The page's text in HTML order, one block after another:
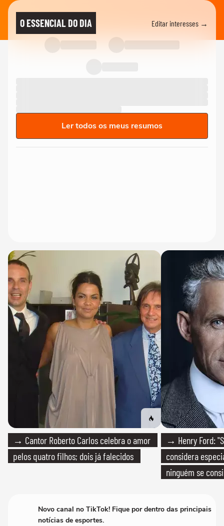
O ESSENCIAL DO DIA Editar interesses →
Ler todos os meus resumos
→ Cantor Roberto Carlos celebra o amor
pelos quatro filhos; dois já falecidos
→ Henry Ford:
considera
ninguém se
Novo canal no TikTok! Fique por dentro das principais
notícias de esportes.